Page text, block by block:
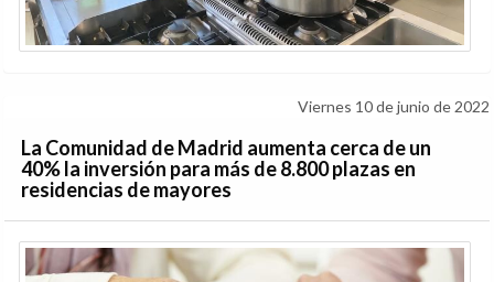
Viernes 10 de junio de 2022
La Comunidad de Madrid aumenta cerca de un
40% la inversión para más de 8.800 plazas en
residencias de mayores